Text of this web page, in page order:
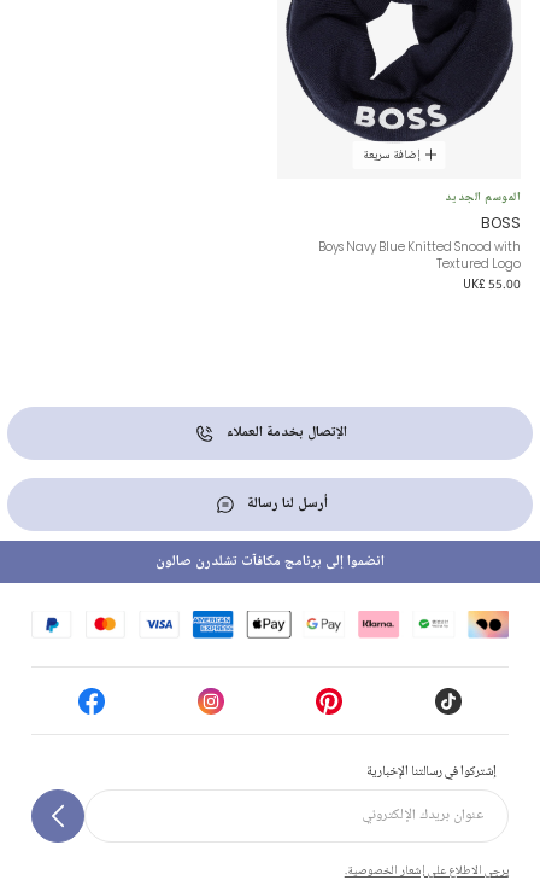
إضافة سريعة
الموسم الجديد
BOSS
Boys Navy Blue Knitted Snood with
Textured Logo
UK£ 55.00
الإتصال بخدمة العملاء
أرسل لنا رسالة
إشتركوا في رسالتنا الإخبارية
يرجى الاطلاع على إشعار الخصوصية.
انضموا إلى برنامج مكافآت تشلدرن صالون